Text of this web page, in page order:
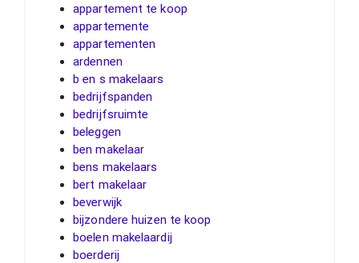
appartement te koop
appartemente
appartementen
ardennen
b en s makelaars
bedrijfspanden
bedrijfsruimte
beleggen
ben makelaar
bens makelaars
bert makelaar
beverwijk
bijzondere huizen te koop
boelen makelaardij
boerderij